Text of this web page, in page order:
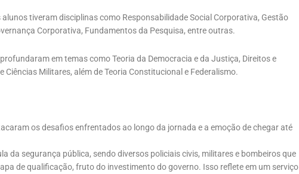
tiveram disciplinas como Responsabilidade Social Corporativa, Gestão
Corporativa, Fundamentos da Pesquisa, entre outras.
em temas como Teoria da Democracia e da Justiça, Direitos e
Ciências Militares, além de Teoria Constitucional e Federalismo.
os desafios enfrentados ao longo da jornada e a emoção de chegar até
da segurança pública, sendo diversos policiais civis, militares e bombeiros que
de qualificação, fruto do investimento do governo. Isso reflete em um serviço